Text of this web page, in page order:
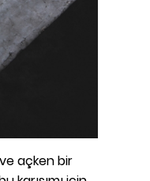
açken bir